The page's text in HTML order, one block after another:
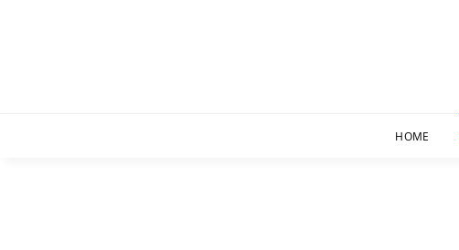
HOME